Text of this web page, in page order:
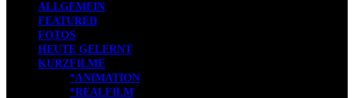
ALLGEMEIN
FEATURED
FOTOS
HEUTE GELERNT
KURZFILME
*ANIMATION
*REALFILM